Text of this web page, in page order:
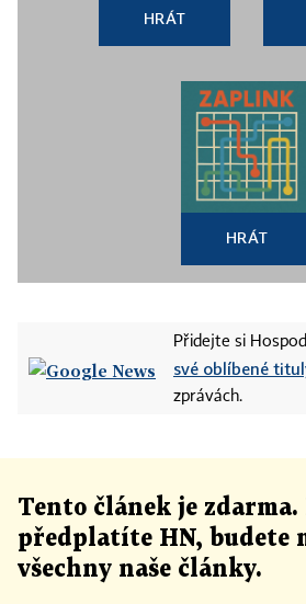
HRÁT
HRÁT
Přidejte si
své oblíbené
zprávách.
Tento článek je zdarma.
předplatíte HN, budete
všechny naše články.